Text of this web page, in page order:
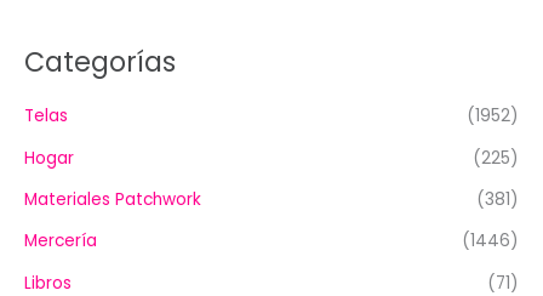
Categorías
Telas
(1952)
Hogar
(225)
Materiales Patchwork
(381)
Mercería
(1446)
Libros
(71)